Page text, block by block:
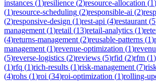
instances (1)resilience (2)resource-allocation (1)
(1)resource-scheduling (2)responsible-ai (2)
(2)responsive-design (1)rest-api (4)restaurant (5
management (1)retail (13)retail-analytics (1)
(4)returns-management (2)reusable-patterns (1)
management (1)revenue-optimization (1)
(5)reverse-logistics (2)reviews (5)rfid (2)rfm (1)
(1)rfq (1)rich-results (1)risk-management (7)
(4)rohs (1)roi (34)roi-optimization (1)rolling-